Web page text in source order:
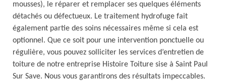
mousses), le réparer et remplacer ses quelques éléments
détachés ou défectueux. Le traitement hydrofuge fait
également partie des soins nécessaires même si cela est
optionnel. Que ce soit pour une intervention ponctuelle ou
régulière, vous pouvez solliciter les services d’entretien de
toiture de notre entreprise Histoire Toiture sise à Saint Paul
Sur Save. Nous vous garantirons des résultats impeccables.